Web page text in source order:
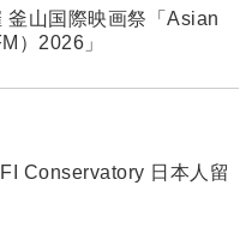
釜山国際映画祭「Asian
）2026」
Conservatory 日本人留